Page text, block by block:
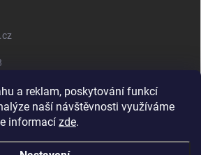
a reklam, poskytování funkcí
naší návštěvnosti využíváme
informací zde.
zkusmerino/